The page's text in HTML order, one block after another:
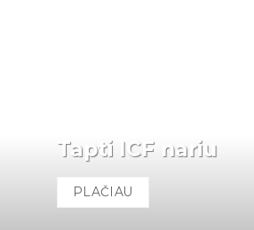
Tapti ICF nariu
PLAČIAU